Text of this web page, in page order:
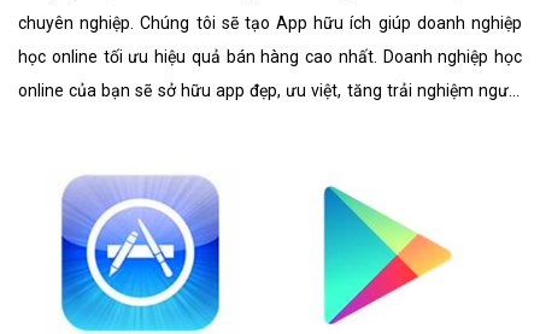
chuyên nghiệp. Chúng tôi sẽ tạo App hữu ích giúp doanh nghiệp
học online tối ưu hiệu quả bán hàng cao nhất. Doanh nghiệp học
online của bạn sẽ sở hữu app đẹp, ưu việt, tăng trải nghiệm người